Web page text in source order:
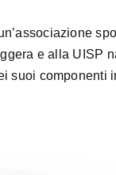
e alla UISP
suoi componenti